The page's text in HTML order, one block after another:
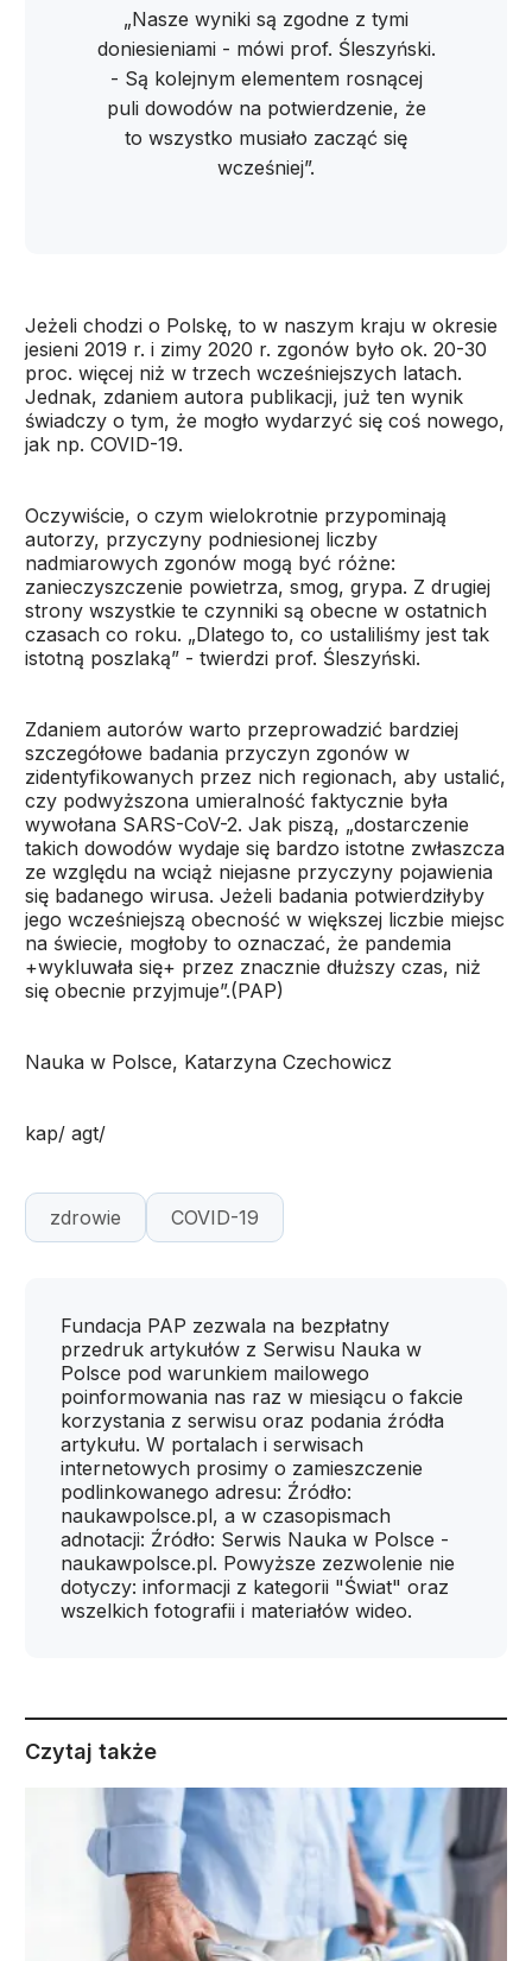
„Nasze wyniki są zgodne z tymi
doniesieniami - mówi prof. Śleszyński.
- Są kolejnym elementem rosnącej
puli dowodów na potwierdzenie, że
to wszystko musiało zacząć się
wcześniej”.
Jeżeli chodzi o Polskę, to w naszym kraju w okresie
jesieni 2019 r. i zimy 2020 r. zgonów było ok. 20-30
proc. więcej niż w trzech wcześniejszych latach.
Jednak, zdaniem autora publikacji, już ten wynik
świadczy o tym, że mogło wydarzyć się coś nowego,
jak np. COVID-19.
Oczywiście, o czym wielokrotnie przypominają
autorzy, przyczyny podniesionej liczby
nadmiarowych zgonów mogą być różne:
zanieczyszczenie powietrza, smog, grypa. Z drugiej
strony wszystkie te czynniki są obecne w ostatnich
czasach co roku. „Dlatego to, co ustaliliśmy jest tak
istotną poszlaką” - twierdzi prof. Śleszyński.
Zdaniem autorów warto przeprowadzić bardziej
szczegółowe badania przyczyn zgonów w
zidentyfikowanych przez nich regionach, aby ustalić,
czy podwyższona umieralność faktycznie była
wywołana SARS-CoV-2. Jak piszą, „dostarczenie
takich dowodów wydaje się bardzo istotne zwłaszcza
ze względu na wciąż niejasne przyczyny pojawienia
się badanego wirusa. Jeżeli badania potwierdziłyby
jego wcześniejszą obecność w większej liczbie miejsc
na świecie, mogłoby to oznaczać, że pandemia
+wykluwała się+ przez znacznie dłuższy czas, niż
się obecnie przyjmuje”.(PAP)
Nauka w Polsce, Katarzyna Czechowicz
kap/ agt/
zdrowie COVID-19
Fundacja PAP zezwala na bezpłatny
przedruk artykułów z Serwisu Nauka w
Polsce pod warunkiem mailowego
poinformowania nas raz w miesiącu o fakcie
korzystania z serwisu oraz podania źródła
artykułu. W portalach i serwisach
internetowych prosimy o zamieszczenie
podlinkowanego adresu: Źródło:
naukawpolsce.pl, a w czasopismach
adnotacji: Źródło: Serwis Nauka w Polsce -
naukawpolsce.pl. Powyższe zezwolenie nie
dotyczy: informacji z kategorii "Świat" oraz
wszelkich fotografii i materiałów wideo.
Czytaj także